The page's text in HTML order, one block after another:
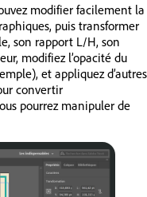
modifier facilement la
puis transformer
son rapport L/H, son
modifiez l’opacité du
et appliquez d’autres
convertir
pourrez manipuler de